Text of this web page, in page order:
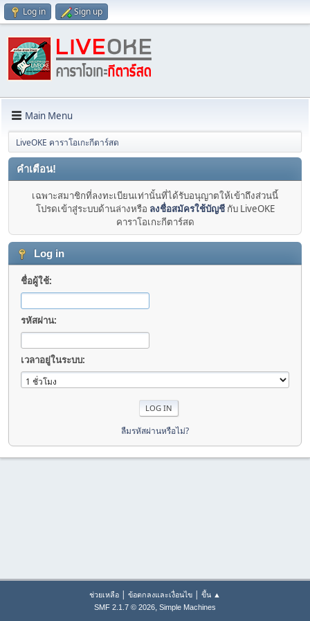
Log in Sign up
Main Menu
LiveOKE คาราโอเกะกีตาร์สด
คำเตือน!
เฉพาะสมาชิกที่ลงทะเบียนเท่านั้นที่ได้รับอนุญาตให้เข้าถึงส่วนนี้
โปรดเข้าสู่ระบบด้านล่างหรือ ลงชื่อสมัครใช้บัญชีกับ LiveOKE
คาราโอเกะกีตาร์สด
Log in
ชื่อผู้ใช้:
รหัสผ่าน:
เวลาอยู่ในระบบ:
ลืมรหัสผ่านหรือไม่?
ช่วยเหลือ | ข้อตกลงและเงื่อนไข | ขึ้น ▲
SMF 2.1.7 © 2026, Simple Machines